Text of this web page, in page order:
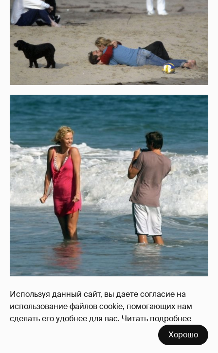
Используя данный сайт, вы даете согласие на
использование файлов cookie, помогающих нам
сделать его удобнее для вас. Читать подробнее
Хорошо